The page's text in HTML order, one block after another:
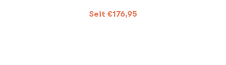
Seit €176,95